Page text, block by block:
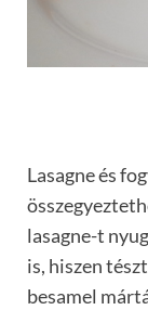
Lasagne és
lasagne-t
is, hiszen
besamel